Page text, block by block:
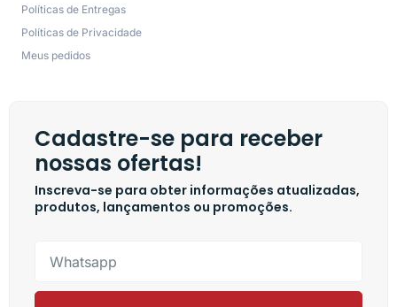
Políticas de Entregas
Políticas de Privacidade
Meus pedidos
Cadastre-se para receber
nossas ofertas!
Inscreva-se para obter informações atualizadas,
produtos, lançamentos ou promoções.